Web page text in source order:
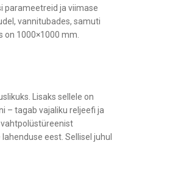
parameetreid ja viimase
vannitubades, samuti
1000×1000 mm.
Lisaks sellele on
– tagab vajaliku reljeefi ja
vahtpolüstüreenist
eest. Sellisel juhul